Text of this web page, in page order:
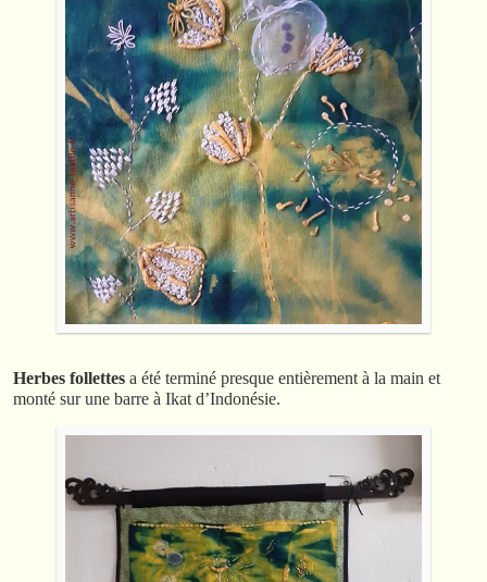
Herbes follettes a été terminé presque entièrement à la main et
monté sur une barre à Ikat d’Indonésie.